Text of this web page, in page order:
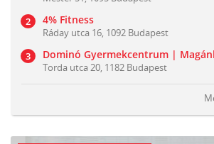
4% Fitness
Ráday utca 16, 1092 Budapest
Torda utca 20, 1182 Budapest